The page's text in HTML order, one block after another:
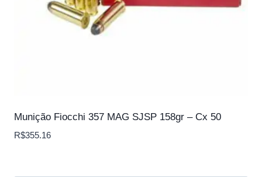
Munição Fiocchi 357 MAG SJSP 158gr – Cx 50
R$355.16